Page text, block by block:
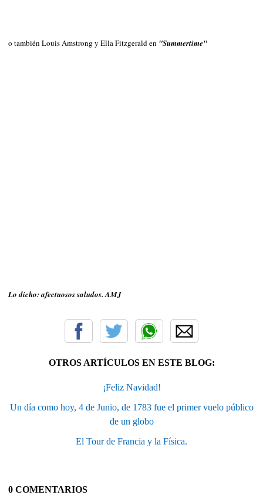
o también Louis Amstrong y Ella Fitzgerald en "Summertime"
Lo dicho: afectuosos saludos. AMJ
OTROS ARTÍCULOS EN ESTE BLOG:
¡Feliz Navidad!
Un día como hoy, 4 de Junio, de 1783 fue el primer vuelo público
de un globo
El Tour de Francia y la Física.
0 COMENTARIOS